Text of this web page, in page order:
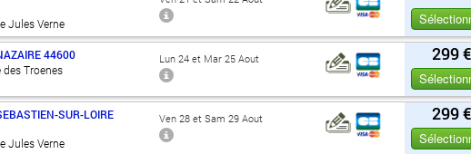
Jules Verne
299 €
44600
des Troenes
Lun 24 et Mar 25 Aout
299 €
SUR-LOIRE
Jules Verne
Ven 28 et Sam 29 Aout